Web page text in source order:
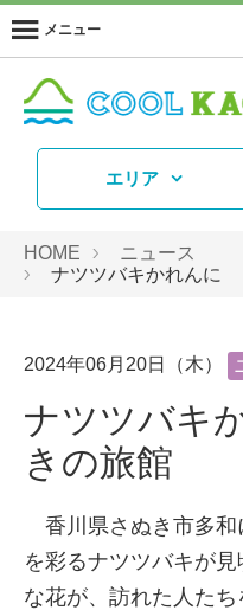
メニュー
エリア
HOME
ニュース
ナツツバキかれんに
2024年06月20日（木）
ナツツバキ
きの旅館
香川県さぬき市多和
を彩るナツツバキが
な花が、訪れた人た